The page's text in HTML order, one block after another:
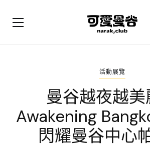
活動展覽
曼谷越夜越美
Awakening
閃耀曼谷中心